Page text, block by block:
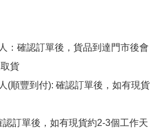
：確認訂單後，貨品到達門市後會
貨
(順豐到付): 確認訂單後，如有現貨
訂單後，如有現貨約2-3個工作天